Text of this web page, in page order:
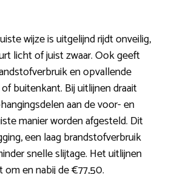
wijze is uitgelijnd rijdt onveilig,
licht of juist zwaar. Ook geeft
en opvallende
buitenkant. Bij uitlijnen draait
aan de voor- en
manier worden afgesteld. Dit
een laag brandstofverbruik
snelle slijtage. Het uitlijnen
en nabij de €77,50.